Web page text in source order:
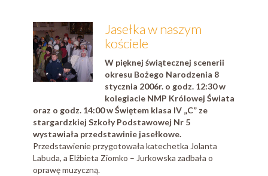
Jasełka w naszym
kościele
W pięknej świątecznej scenerii
okresu Bożego Narodzenia 8
stycznia 2006r. o godz. 12:30 w
kolegiacie NMP Królowej Świata
oraz o godz. 14:00 w Świętem klasa IV „C” ze
stargardzkiej Szkoły Podstawowej Nr 5
wystawiała przedstawinie jasełkowe.
Przedstawienie przygotowała katechetka Jolanta
Labuda, a Elżbieta Ziomko – Jurkowska zadbała o
oprawę muzyczną.